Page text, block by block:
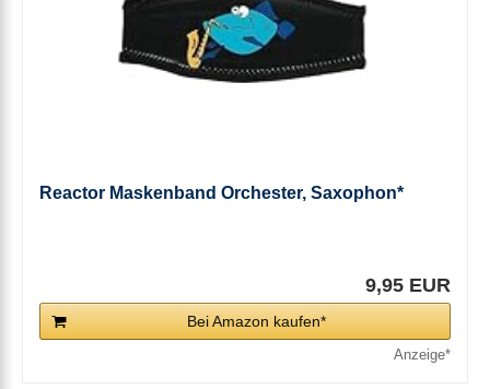
Reactor Maskenband Orchester, Saxophon*
9,95 EUR
Bei Amazon kaufen*